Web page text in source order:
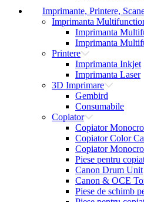
Imprimante, Printere,
Imprimanta
Imprimanta
Imprimanta
Printere
Imprimanta Inkjet
Imprimanta Laser
3D Imprimare
Gembird
Consumabile
Copiator
Copiator
Copiator Color
Copiator
Piese pentru
Canon Drum Unit
Canon & OCE
Piese de schimb